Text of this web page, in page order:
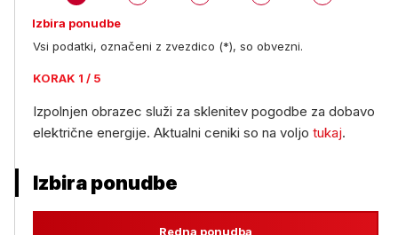
Izbira ponudbe
Vsi podatki, označeni z zvezdico (*), so obvezni.
KORAK 1 / 5
Izpolnjen obrazec služi za sklenitev pogodbe za dobavo
električne energije. Aktualni ceniki so na voljo tukaj.
Izbira ponudbe
Redna ponudba